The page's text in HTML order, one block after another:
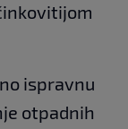
ispravnu
otpadnih